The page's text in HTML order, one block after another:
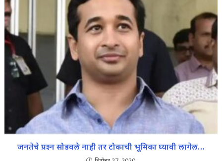
जनतेचे प्रश्‍न सोडवले नाही तर टोकाची भूमिका घ्यावी लागेल…